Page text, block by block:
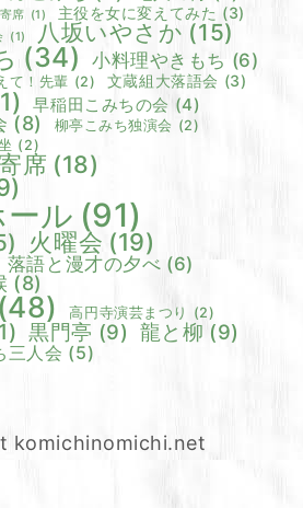
席 (1) 主役を女に変えてみた (3)
(1) 八坂いやさか (15)
(34) 小料理やきもち (6)
て！先輩 (2) 文蔵組大落語会 (3)
早稲田こみちの会 (4)
(8) 柳亭こみち独演会 (2)
(2)
席 (18)
ル (91)
火曜会 (19)
落語と漫才の夕べ (6)
(8)
(48) 高円寺演芸まつり (2)
黒門亭 (9) 龍と柳 (9)
三人会 (5)
komichinomichi.net